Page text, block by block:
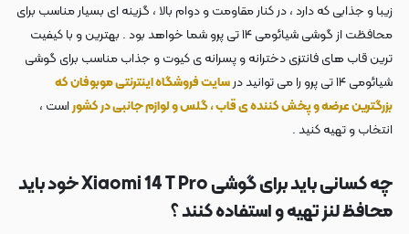
زیبا و جذابی که دارد ، در کنار مقاومت و دوام بالا ، گزینه ای بسیار مناسب برای
محافظت از گوشی شیائومی ۱۴ تی پرو شما خواهد بود . بهترین و با کیفیت
ترین قاب های فانتزی دخترانه و پسرانه ی کیوت و جذاب مناسب برای گوشی
شیائومی ۱۴ تی پرو را می توانید در
سایت فروشگاه اینترنتی موبوفان که
بزرگترین عرضه و پخش کننده ی قاب ، گلس و لوازم جانبی در کشوراست ،
انتخاب و تهیه کنید .
چه کسانی باید برای گوشی
Xiaomi 14 T Pro خود باید
محافظ لنز تهیه و استفاده کنند ؟